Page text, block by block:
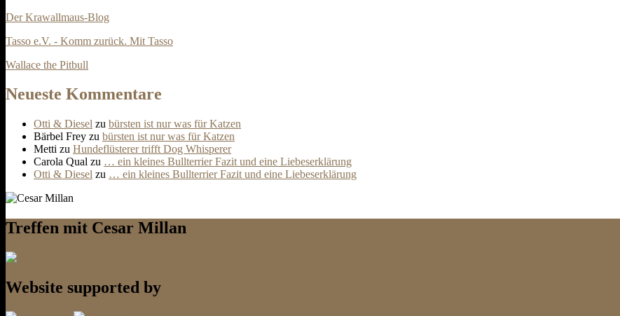
Der Krawallmaus-Blog
Tasso e.V. - Komm zurück. Mit Tasso
Wallace the Pitbull
Neueste Kommentare
Otti & Diesel zu bürsten ist nur was für Katzen
Bärbel Frey zu bürsten ist nur was für Katzen
Metti zu Hundeflüsterer trifft Dog Whisperer
Carola Qual zu … ein kleines Bullterrier Fazit und eine Liebeserklärung
Otti & Diesel zu … ein kleines Bullterrier Fazit und eine Liebeserklärung
Treffen mit Cesar Millan
Website supported by